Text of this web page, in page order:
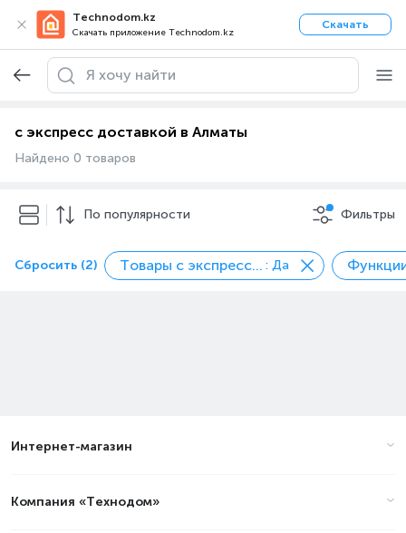
Technodom.kz
Скачать приложение Technodom.kz
Скачать
с экспресс доставкой в Алматы
Найдено 0 товаров
По популярности Фильтры
Сбросить (2) Товары с экспресс доставкой : Да
Интернет-магазин
Компания «Технодом»